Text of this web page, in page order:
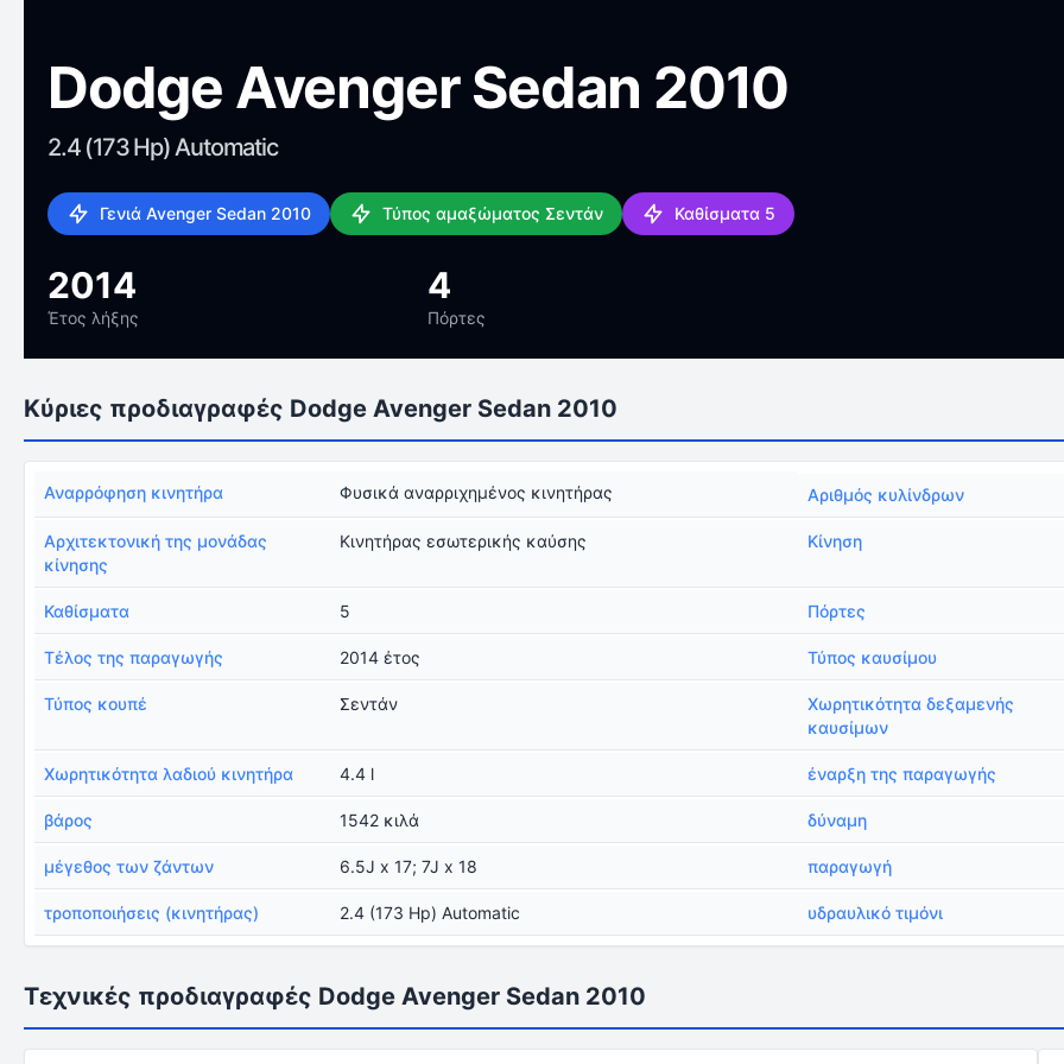
Dodge Avenger Sedan 2010
2.4 (173 Hp) Automatic
Γενιά Avenger Sedan 2010 Τύπος αμαξώματος Σεντάν Καθίσματα 5
2014
Έτος λήξης
4
Πόρτες
Κύριες προδιαγραφές Dodge Avenger Sedan 2010
Αναρρόφηση κινητήρα Φυσικά αναρριχημένος κινητήρας Αριθμός κυλίνδρων
Αρχιτεκτονική της μονάδας
κίνησης
Κινητήρας εσωτερικής καύσης Κίνηση
Καθίσματα 5 Πόρτες
Τέλος της παραγωγής 2014 έτος Τύπος καυσίμου
Τύπος κουπέ Σεντάν
Χωρητικότητα δεξαμενής
καυσίμων
Χωρητικότητα λαδιού κινητήρα 4.4 l έναρξη της παραγωγής
βάρος 1542 κιλά δύναμη
μέγεθος των ζάντων 6.5J x 17; 7J x 18 παραγωγή
τροποποιήσεις (κινητήρας) 2.4 (173 Hp) Automatic υδραυλικό τιμόνι
Τεχνικές προδιαγραφές Dodge Avenger Sedan 2010